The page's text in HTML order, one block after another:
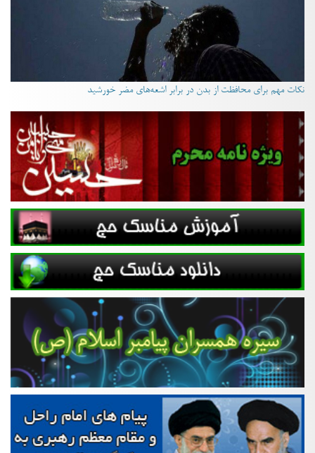
نکات مهم برای محافظت از بدن در برابر اشعه‌های مضر خورشید